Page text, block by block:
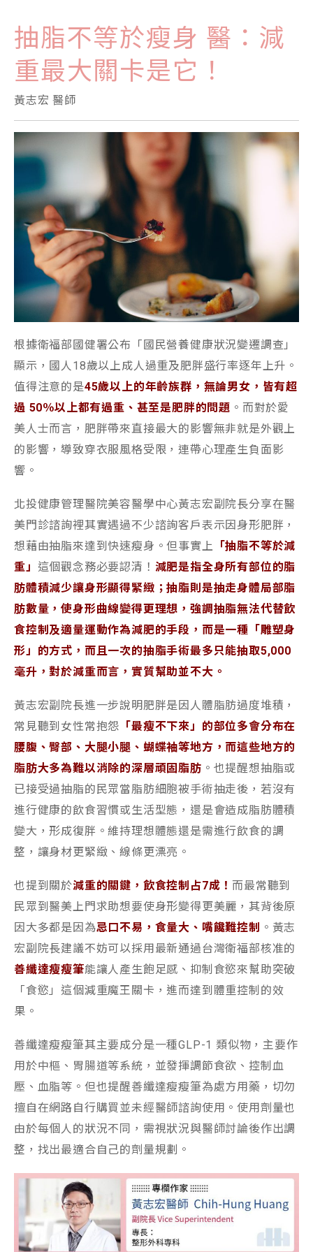
抽脂不等於瘦身 醫：減
重最大關卡是它！
黃志宏 醫師
根據衛福部國健署公布「國民營養健康狀況變遷調查」
顯示，國人18歲以上成人過重及肥胖盛行率逐年上升。
值得注意的是45歲以上的年齡族群，無論男女，皆有超
過 50％以上都有過重、甚至是肥胖的問題 。而對於愛
美人士而言，肥胖帶來直接最大的影響無非就是外觀上
的影響，導致穿衣服風格受限，連帶心理產生負面影
響。
北投健康管理醫院美容醫學中心黃志宏副院長分享在醫
美門診諮詢裡其實遇過不少諮詢客戶表示因身形肥胖，
想藉由抽脂來達到快速瘦身。但事實上 「抽脂不等於減
重」 這個觀念務必要認清！ 減肥是指全身所有部位的脂
肪體積減少讓身形顯得緊緻；抽脂則是抽走身體局部脂
肪數量，使身形曲線變得更理想，強調抽脂無法代替飲
食控制及適量運動作為減肥的手段，而是一種「雕塑身
形」的方式，而且一次的抽脂手術最多只能抽取5,000
毫升，對於減重而言，實質幫助並不大。
黃志宏副院長進一步說明肥胖是因人體脂肪過度堆積，
常見聽到女性常抱怨 「最瘦不下來」的部位多會分布在
腰腹、臀部、大腿小腿、蝴蝶袖等地方，而這些地方的
脂肪大多為難以消除的深層頑固脂肪 。也提醒想抽脂或
已接受過抽脂的民眾當脂肪細胞被手術抽走後，若沒有
進行健康的飲食習慣或生活型態，還是會造成脂肪體積
變大，形成復胖。維持理想體態還是需進行飲食的調
整，讓身材更緊緻、線條更漂亮。
也提到關於減重的關鍵，飲食控制占7成！ 而最常聽到
民眾到醫美上門求助想要使身形變得更美麗，其背後原
因大多都是因為忌口不易，食量大、嘴饞難控制 。黃志
宏副院長建議不妨可以採用最新通過台灣衛福部核准的
善纖達瘦瘦筆能讓人產生飽足感、抑制食慾來幫助突破
「食慾」這個減重魔王關卡，進而達到體重控制的效
果。
善纖達瘦瘦筆其主要成分是一種GLP-1 類似物，主要作
用於中樞、胃腸道等系統，並發揮調節食欲、控制血
壓、血脂等。但也提醒善纖達瘦瘦筆為處方用藥，切勿
擅自在網路自行購買並未經醫師諮詢使用。使用劑量也
由於每個人的狀況不同，需視狀況與醫師討論後作出調
整，找出最適合自己的劑量規劃。